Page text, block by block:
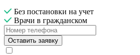
Без постановки на учет
Врачи в гражданском
Оставить заявку